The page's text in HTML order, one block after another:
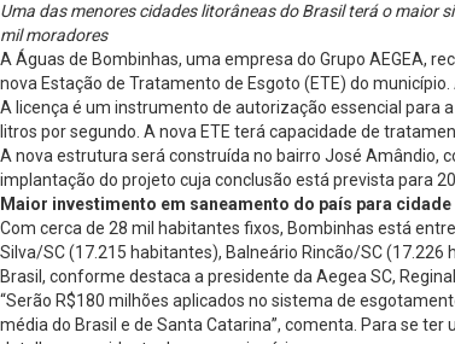
Uma das menores cidades litorâneas do Brasil terá o maior
mil moradores
A Águas de Bombinhas, uma empresa do Grupo AEGEA,
nova Estação de Tratamento de Esgoto (ETE) do
A licença é um instrumento de autorização essencial para
litros por segundo. A nova ETE terá capacidade de
A nova estrutura será construída no bairro José Amândio,
implantação do projeto cuja conclusão está prevista para
Maior investimento em saneamento do país para
Com cerca de 28 mil habitantes fixos, Bombinhas está
Silva/SC (17.215 habitantes), Balneário Rincão/SC
Brasil, conforme destaca a presidente da Aegea SC,
“Serão R$180 milhões aplicados no sistema de
média do Brasil e de Santa Catarina”, comenta. Para se